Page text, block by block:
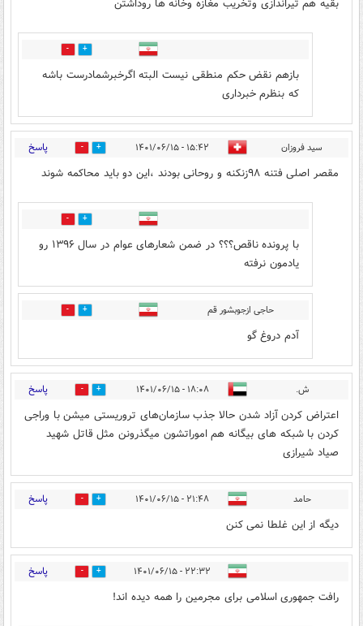
بقیه هم تیراندازی وتخریب مغازه وخانه ها روداشتن
2
بازهم نقض حکم منطقی نیست البته اگرخبرشمادرست باشه
که بنظرم خبرداری
سید فروزان ۱۵:۴۲ - ۱۴۰۱/۰۶/۱۵ 6 پاسخ
مقصر اصلی فتنه ۹۸زنکنه و روحانی بودند ،این دو باید محاکمه شوند
0
با پرونده ناقص؟؟؟ در ضمن شعارهای عوام در سال ۱۳۹۶ رو
یادمون نرفته
حاجی ازجوبشور قم 0
آدم دروغ گو
ش. ۱۸:۰۸ - ۱۴۰۱/۰۶/۱۵ 3 پاسخ
اعتراض کردن آزاد شدن حالا جذب سازمان‌های تروریستی میشن با وراجی
کردن با شبکه های بیگانه هم اموراتشون میگذرونن مثل قاتل شهید
صیاد شیرازی
حامد ۲۱:۴۸ - ۱۴۰۱/۰۶/۱۵ 0 پاسخ
دیگه از این غلطا نمی کنن
۲۲:۳۲ - ۱۴۰۱/۰۶/۱۵ 1 پاسخ
رافت جمهوری اسلامی برای مجرمین را همه دیده اند!